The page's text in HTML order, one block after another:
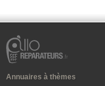
Annuaires à thèmes